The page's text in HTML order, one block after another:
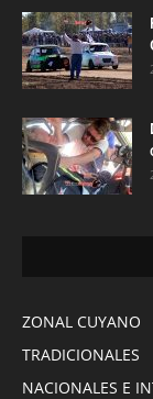
ZONAL CUYANO
TRADICIONALES
NACIONALES E